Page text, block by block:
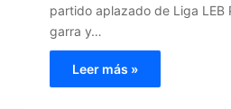
partido aplazado de Liga LEB
garra y…
Leer más »